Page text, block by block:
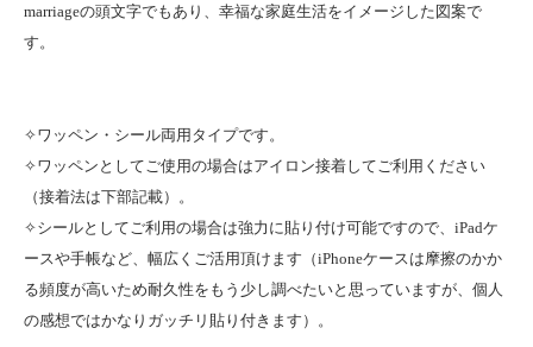
marriageの頭文字でもあり、幸福な家庭生活をイメージした図案で
す。
✧ワッペン・シール両用タイプです。
✧ワッペンとしてご使用の場合はアイロン接着してご利用ください
（接着法は下部記載）。
✧シールとしてご利用の場合は強力に貼り付け可能ですので、iPadケ
ースや手帳など、幅広くご活用頂けます（iPhoneケースは摩擦のかか
る頻度が高いため耐久性をもう少し調べたいと思っていますが、個人
の感想ではかなりガッチリ貼り付きます）。